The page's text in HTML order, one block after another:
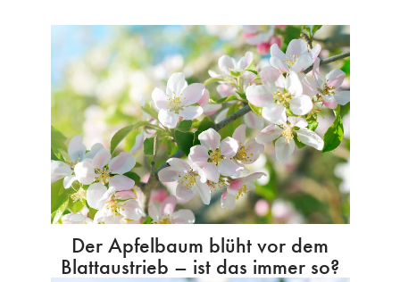
Der Apfelbaum blüht vor dem
Blattaustrieb – ist das immer so?